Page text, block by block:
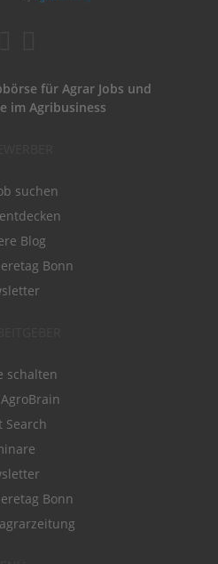
für Agrar Jobs und
im Agribusiness
suchen
Blog
Bonn
schalten
Search
Bonn